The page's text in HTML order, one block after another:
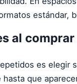
estándar,
al
es elegir
que